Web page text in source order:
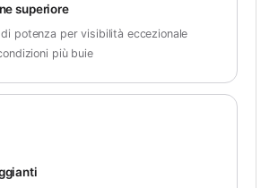
superiore
potenza per visibilità eccezionale
più buie